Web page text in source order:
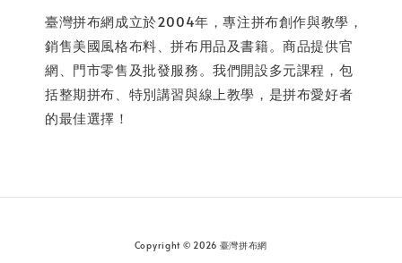
臺灣拼布網成立於2004年，專注拼布創作與教學，
銷售美國風格布料、拼布用品及書籍。商品提供官
網、門市零售及批發服務。我們開設多元課程，包
括整期拼布、特別講習與線上教學，是拼布愛好者
的最佳選擇！
Copyright © 2026 臺灣拼布網